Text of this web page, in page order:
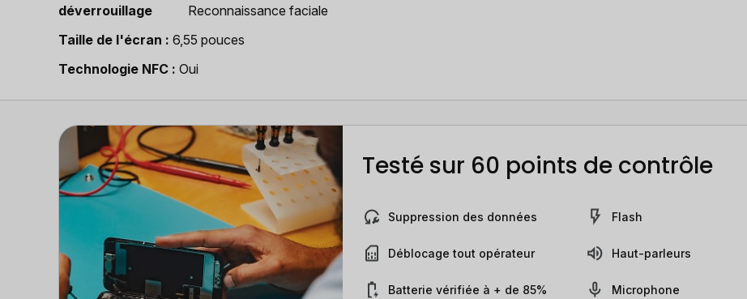
déverrouillage
Reconnaissance faciale
Taille de l'écran
6,55 pouces
Technologie NFC
Oui
Testé sur 60 points de contrôle
Suppression des données
Déblocage tout opérateur
Batterie vérifiée à + de 85%
Flash
Haut-parleurs
Microphone